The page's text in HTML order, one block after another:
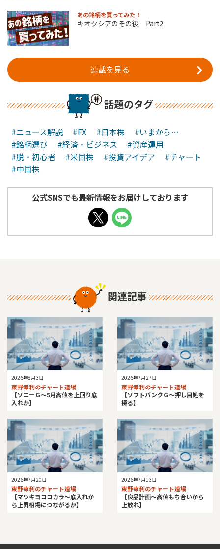
あの銘柄を買ってみた！
キオクシアのその後 Part2
連載を見る
話題のタグ
#ニュース解説 #FX #日本株
#いまから…
#銘柄選び
#経済・ビジネス
#資産運用
#脱・初心者
#米国株 #投資アイデア
#チャート
#中国株
公式SNSでも最新情報をお届けしております
関連記事
2026年8月3日
東野幸利のチャート道場
【ソニーＧ～5月高値を上回り底
入れか】
2026年7月27日
東野幸利のチャート道場
【ソフトバンクＧ～押し目処を
探る】
2026年7月20日
東野幸利のチャート道場
【マツキヨココカラ～底入れか
ら上昇相場につながるか】
2026年7月13日
東野幸利のチャート道場
【良品計画～高値もち合いから
上放れ】